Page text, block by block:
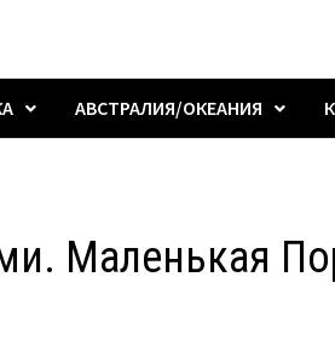
АВСТРАЛИЯ/ОКЕАНИЯ
Маленькая